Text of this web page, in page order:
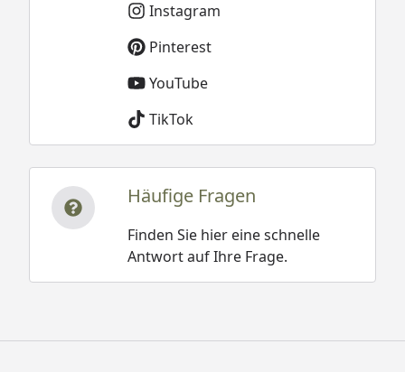
Instagram
Pinterest
YouTube
TikTok
Häufige Fragen
Finden Sie hier eine schnelle
Antwort auf Ihre Frage.